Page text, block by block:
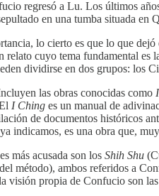
regresó a Lu. Los últimos
en una tumba situada en
lo cierto es que lo que
cuyo tema fundamental es
dividirse en dos grupos: los
las obras conocidas como
I Ching es un manual de
de documentos históricos
indicamos, es una obra que,
más acusada son los Shih Shu
método), ambos referidos a
visión propia de Confucio son las